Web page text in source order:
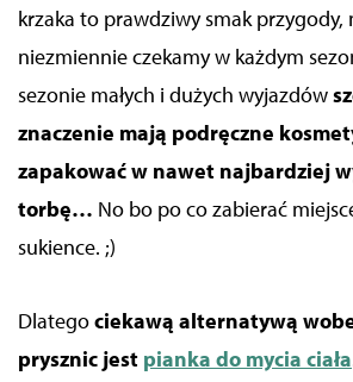
krzaka to prawdziwy smak przygody,
niezmiennie czekamy w każdym
sezonie małych i dużych wyjazdów
znaczenie mają podręczne
zapakować w nawet najbardziej
torbę… No bo po co zabierać
sukience. ;)
Dlategociekawą alternatywą
prysznic jest pianka do mycia ciała